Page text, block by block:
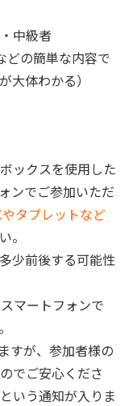
中級者
の簡単な内容で
大体わかる）
ックスを使用した
ンでご参加いただ
やタブレットなど
。
少前後する可能性
マートフォンで
すが、参加者様の
でご安心くださ
いう通知が入りま